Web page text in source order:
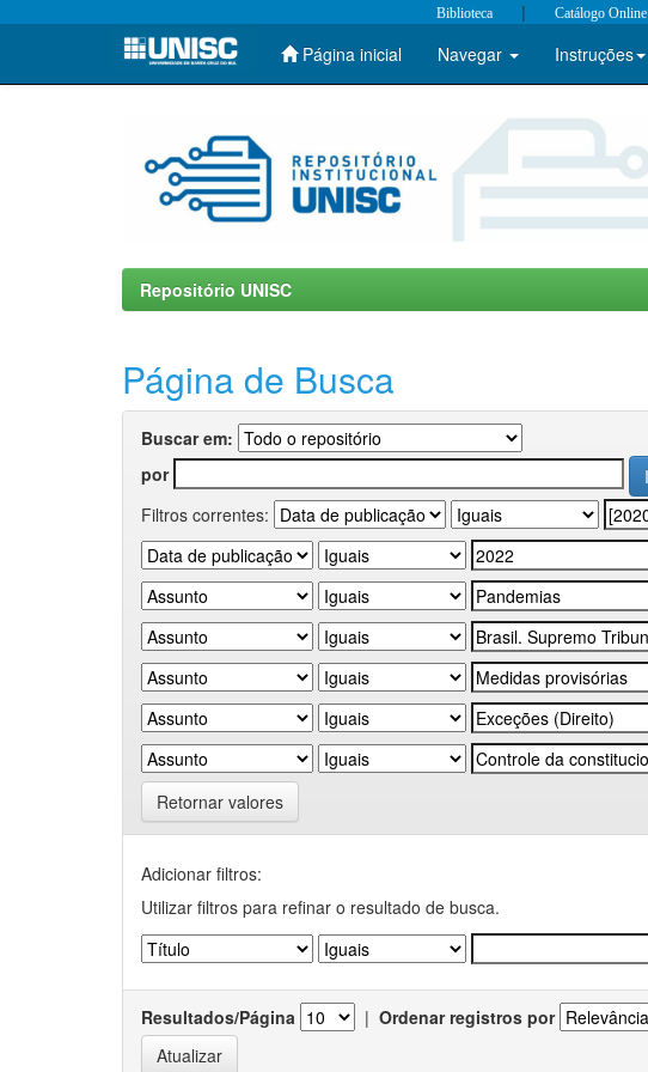
Skip
Biblioteca | Catálogo Online
Página inicial Navegar Instruções
Repositório UNISC
Página de Busca
Buscar em:
por
Filtros correntes:
Retornar valores
Adicionar filtros:
Utilizar filtros para refinar o resultado de busca.
Resultados/Página | Ordenar registros por